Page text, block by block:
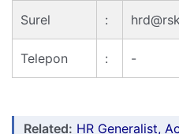
Surel :
Telepon : -
Related: HR Generalist,